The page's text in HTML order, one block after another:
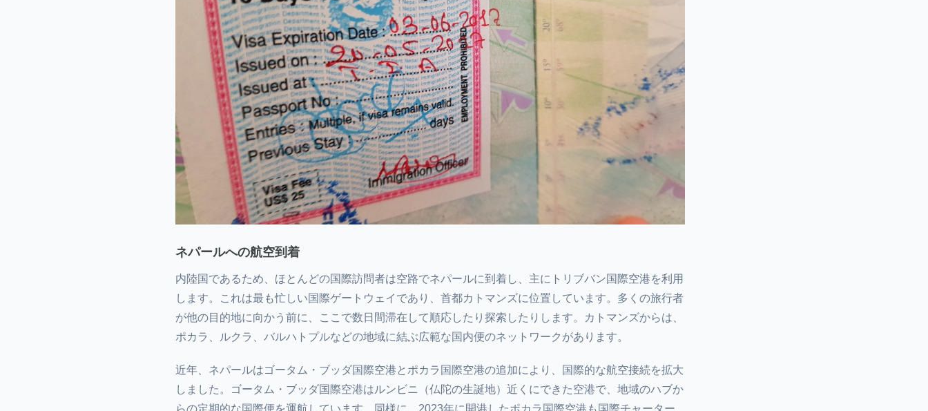
ネパールへの航空到着
内陸国であるため、ほとんどの国際訪問者は空路でネパールに到着し、主にトリブバン国際空港を利用
します。これは最も忙しい国際ゲートウェイであり、首都カトマンズに位置しています。多くの旅行者
が他の目的地に向かう前に、ここで数日間滞在して順応したり探索したりします。カトマンズからは、
ポカラ、ルクラ、バルハトプルなどの地域に結ぶ広範な国内便のネットワークがあります。
近年、ネパールはゴータム・ブッダ国際空港とポカラ国際空港の追加により、国際的な航空接続を拡大
しました。ゴータム・ブッダ国際空港はルンビニ（仏陀の生誕地）近くにできた空港で、地域のハブか
らの定期的な国際便を運航しています。同様に、2023年に開港したポカラ国際空港も国際チャーター